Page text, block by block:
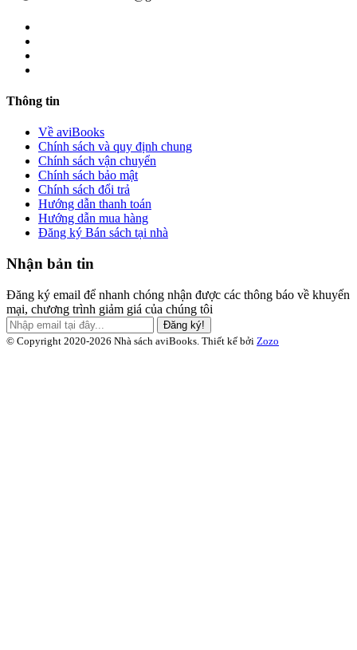
Thông tin
Về aviBooks
Chính sách và quy định chung
Chính sách vận chuyển
Chính sách bảo mật
Chính sách đổi trả
Hướng dẫn thanh toán
Hướng dẫn mua hàng
Đăng ký Bán sách tại nhà
Nhận bản tin
Đăng ký email để nhanh chóng nhận được các thông báo về khuyến
mại, chương trình giảm giá của chúng tôi
Đăng ký!
© Copyright 2020-2026 Nhà sách aviBooks. Thiết kế bởi Zozo